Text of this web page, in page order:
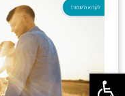
פתח סרגל